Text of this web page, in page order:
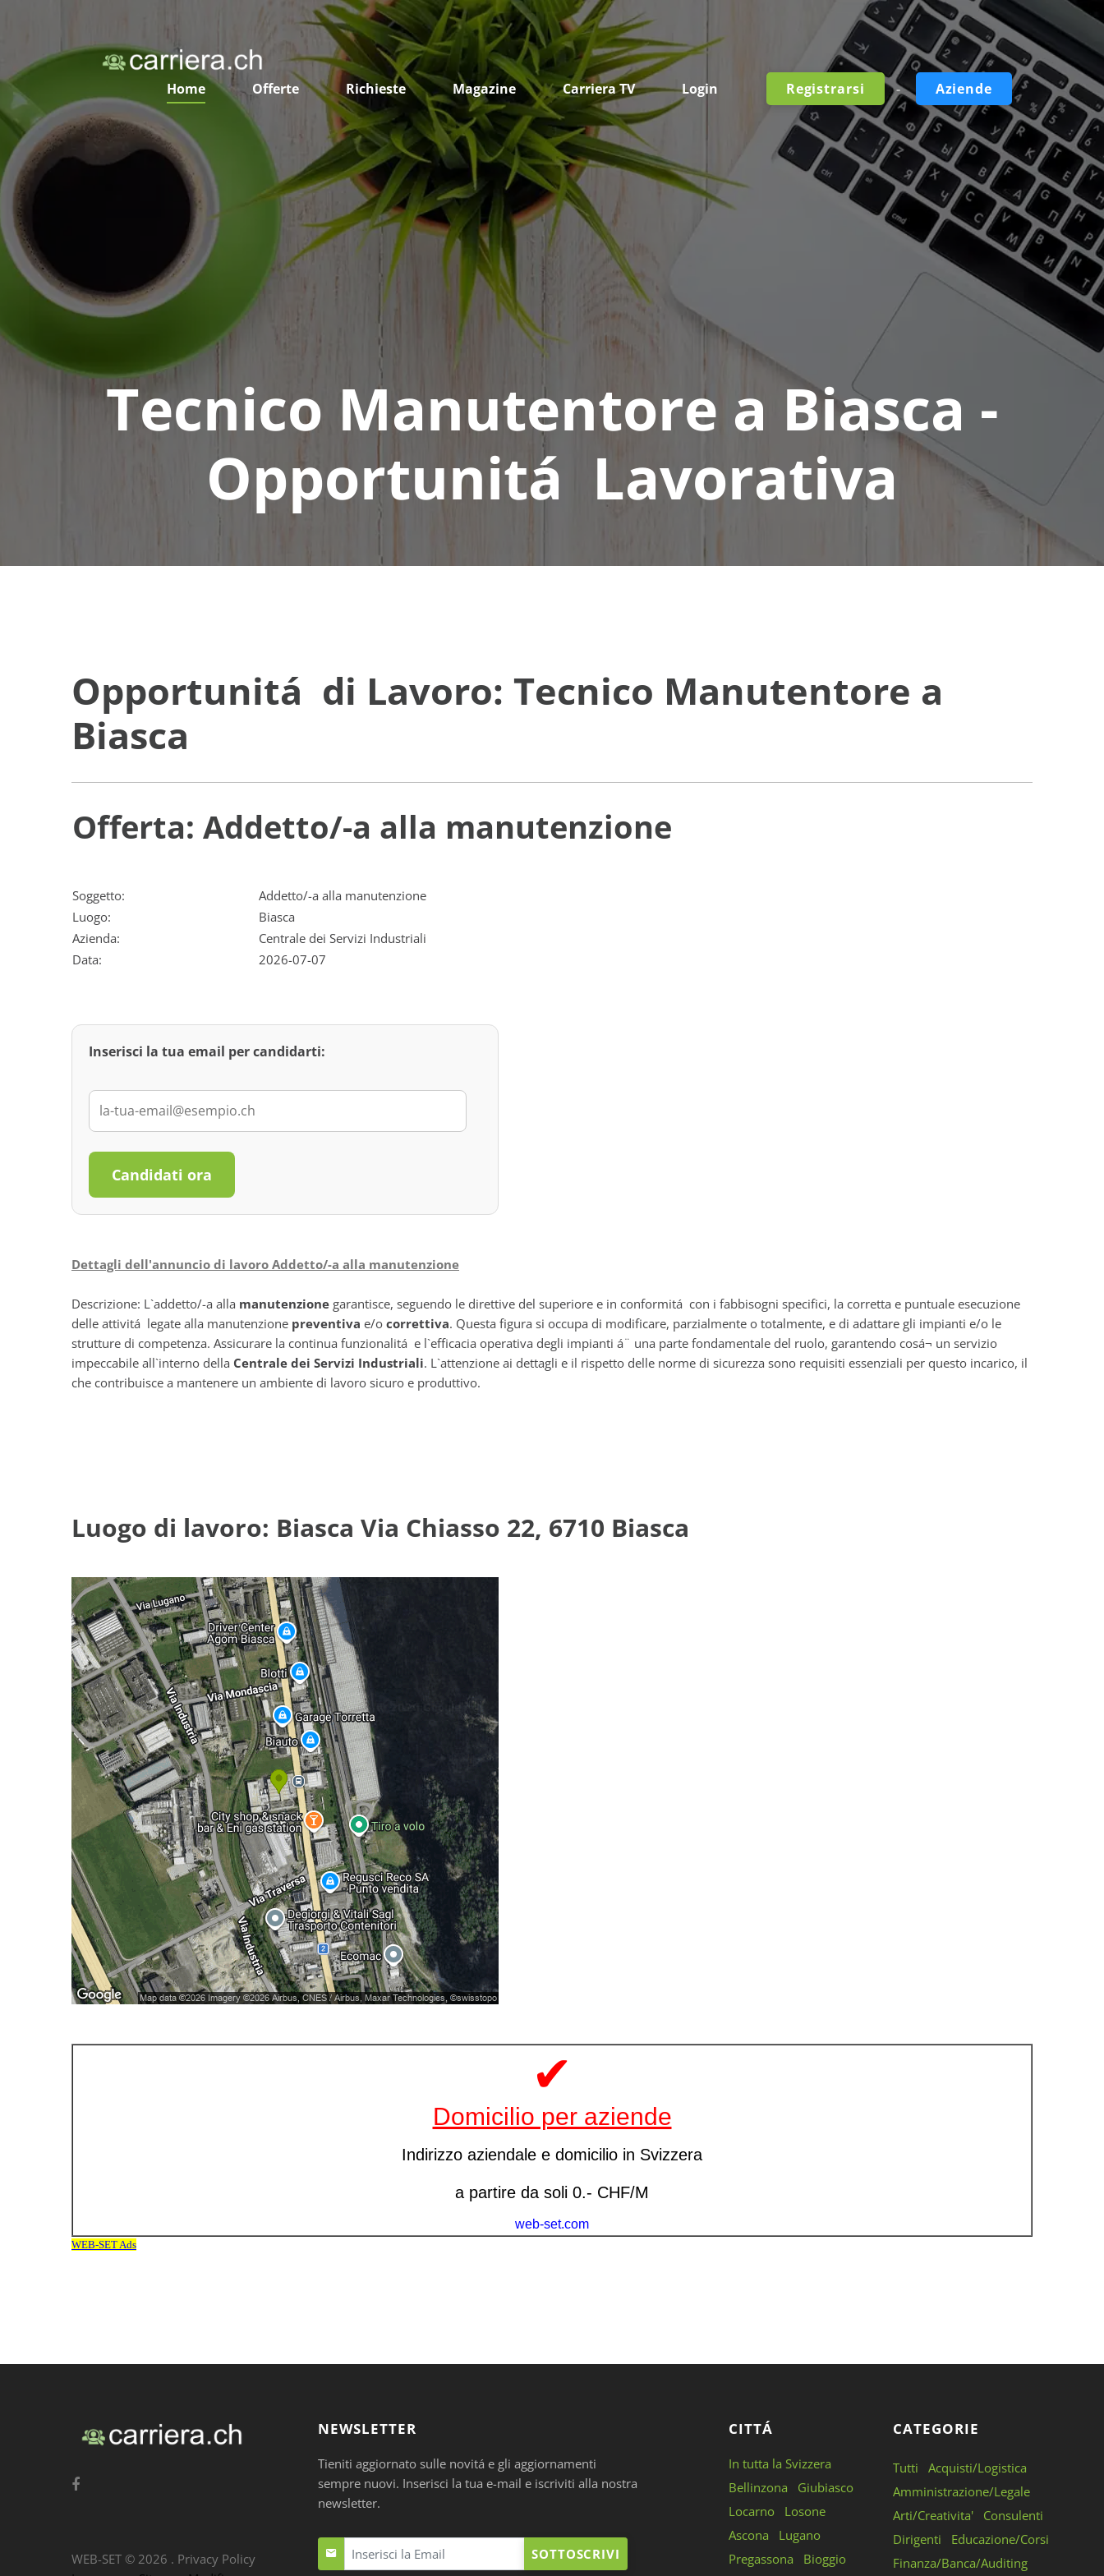
Home Offerte Richieste Magazine Carriera TV Login Registrarsi - Aziende
Tecnico Manutentore a Biasca -
Opportunitá Lavorativa
Opportunitá di Lavoro: Tecnico Manutentore a
Biasca
Offerta: Addetto/-a alla manutenzione
Soggetto:
Addetto/-a alla manutenzione
Luogo:
Biasca
Azienda:
Centrale dei Servizi Industriali
Data:
2026-07-07
Inserisci la tua email per candidarti:
Candidati ora
Dettagli dell'annuncio di lavoro Addetto/-a alla manutenzione
Descrizione: L`addetto/-a alla manutenzione garantisce, seguendo le direttive del superiore e in conformitá con i fabbisogni specifici, la corretta e puntuale esecuzione
delle attivitá legate alla manutenzione preventiva e/o correttiva. Questa figura si occupa di modificare, parzialmente o totalmente, e di adattare gli impianti e/o le
strutture di competenza. Assicurare la continua funzionalitá e l`efficacia operativa degli impianti á¨ una parte fondamentale del ruolo, garantendo cosá¬ un servizio
impeccabile all`interno della Centrale dei Servizi Industriali. L`attenzione ai dettagli e il rispetto delle norme di sicurezza sono requisiti essenziali per questo incarico, il
che contribuisce a mantenere un ambiente di lavoro sicuro e produttivo.
Luogo di lavoro: Biasca Via Chiasso 22, 6710 Biasca
NEWSLETTER
Tieniti aggiornato sulle novitá e gli aggiornamenti
sempre nuovi. Inserisci la tua e-mail e iscriviti alla nostra
newsletter.
SOTTOSCRIVI
CITTÁ
In tutta la Svizzera
Bellinzona
Giubiasco
Locarno
Losone
Ascona
Lugano
Pregassona
Bioggio
CATEGORIE
Tutti
Acquisti/Logistica
Amministrazione/Legale
Arti/Creativita'
Consulenti
Dirigenti
Educazione/Corsi
Finanza/Banca/Auditing
WEB-SET © 2026 . Privacy Policy